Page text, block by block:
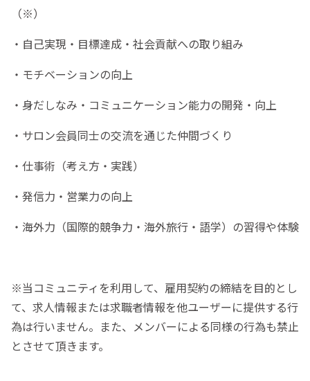
（※）
・自己実現・目標達成・社会貢献への取り組み
・モチベーションの向上
・身だしなみ・コミュニケーション能力の開発・向上
・サロン会員同士の交流を通じた仲間づくり
・仕事術（考え方・実践）
・発信力・営業力の向上
・海外力（国際的競争力・海外旅行・語学）の習得や体験
※当コミュニティを利用して、雇用契約の締結を目的とし
て、求人情報または求職者情報を他ユーザーに提供する行
為は行いません。また、メンバーによる同様の行為も禁止
とさせて頂きます。